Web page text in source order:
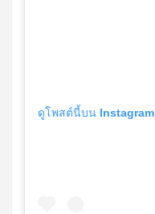
ดูโพสต์นี้บน Instagram